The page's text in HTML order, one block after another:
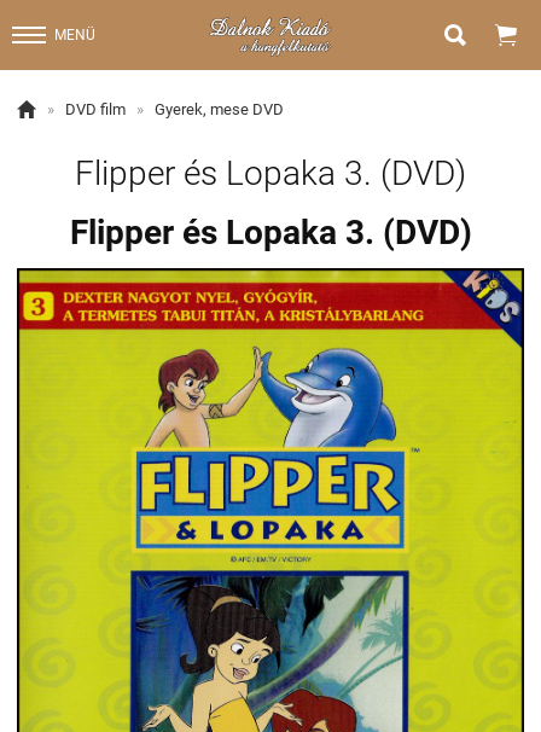
MENÜ  
 » DVD film » Gyerek, mese DVD
Flipper és Lopaka 3. (DVD)
Flipper és Lopaka 3. (DVD)